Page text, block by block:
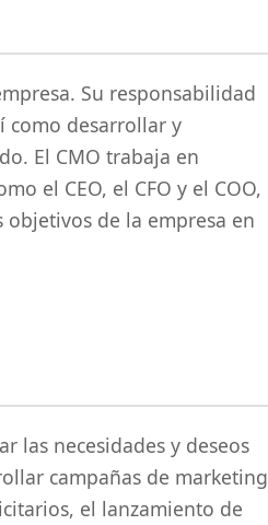
Su responsabilidad
como desarrollar y
El CMO trabaja en
el CEO, el CFO y el COO,
de la empresa en
las necesidades y deseos
campañas de marketing
el lanzamiento de